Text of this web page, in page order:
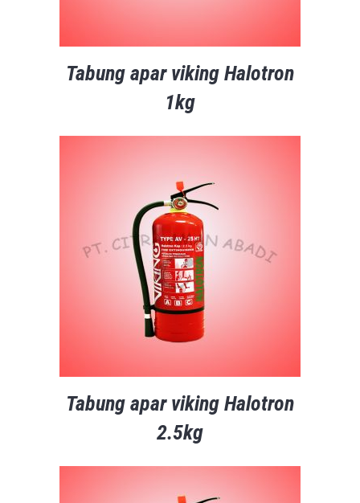
Tabung apar viking Halotron
1kg
Tabung apar viking Halotron
2.5kg